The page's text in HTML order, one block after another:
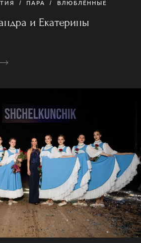
ПАРА ВЛЮБЛЁННЫЕ
и Екатерины